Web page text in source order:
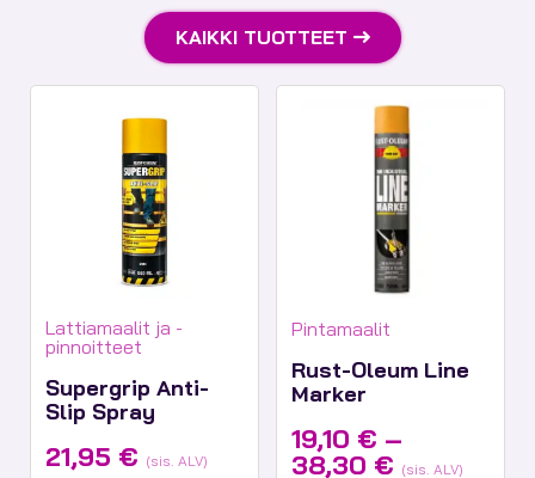
KAIKKI TUOTTEET
Tuotekategoriat:
Lattiamaalit ja -
pinnoitteet
Supergrip Anti-
Slip Spray
21,95 € (sis. ALV)
Tuotekategoriat:
Pintamaalit
Rust-Oleum Line
Marker
19,10 € –
38,30 € (sis. ALV)